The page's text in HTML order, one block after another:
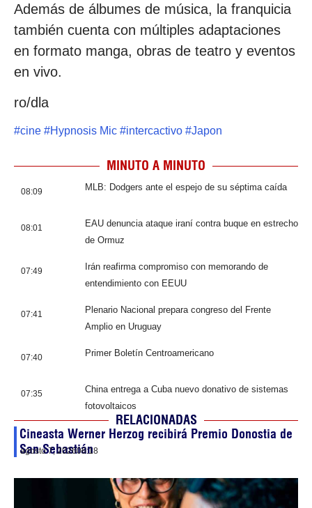
Además de álbumes de música, la franquicia
también cuenta con múltiples adaptaciones
en formato manga, obras de teatro y eventos
en vivo.
ro/dla
#cine #Hypnosis Mic #intercactivo #Japon
MINUTO A MINUTO
08:09 MLB: Dodgers ante el espejo de su séptima caída
08:01
EAU denuncia ataque iraní contra buque en estrecho
de Ormuz
07:49
Irán reafirma compromiso con memorando de
entendimiento con EEUU
07:41
Plenario Nacional prepara congreso del Frente
Amplio en Uruguay
07:40 Primer Boletín Centroamericano
07:35
China entrega a Cuba nuevo donativo de sistemas
fotovoltaicos
RELACIONADAS
Cineasta Werner Herzog recibirá Premio Donostia de
San Sebastián
agosto 7, 202606:18